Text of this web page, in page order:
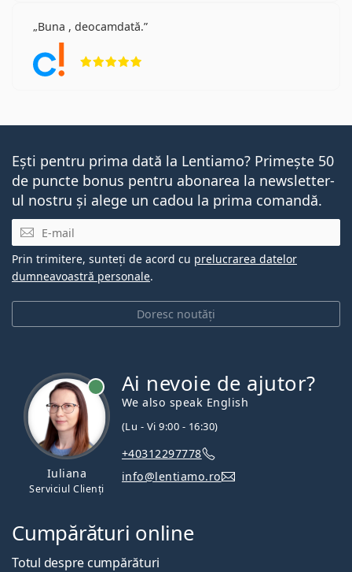
Buna , deocamdată.
Ești pentru prima dată la Lentiamo? Primește 50
de puncte bonus pentru abonarea la newsletter-
ul nostru și alege un cadou la prima comandă.
E-mail
Doresc noutăți
Prin trimitere, sunteți de acord cu prelucrarea datelor
dumneavoastră personale.
Iuliana
Serviciul Clienți
Ai nevoie de ajutor?
We also speak English
(Lu - Vi 9:00 - 16:30)
+40312297778
info@lentiamo.ro
Cumpărături online
Totul despre cumpărături